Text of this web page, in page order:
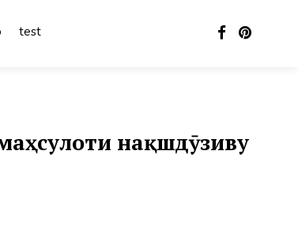
test
нақшдӯзиву